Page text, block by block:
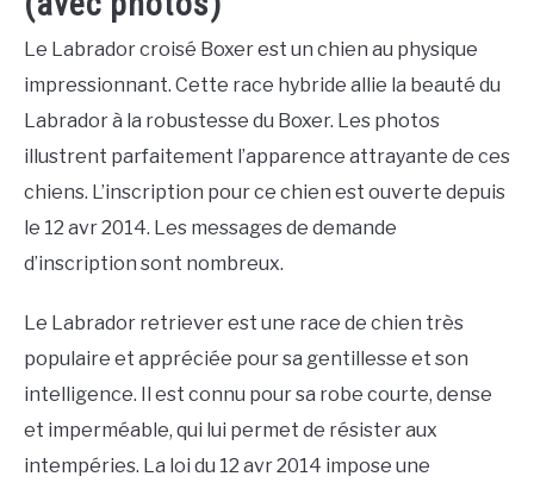
Le Labrador croisé Boxer est un chien au physique
impressionnant. Cette race hybride allie la beauté du
Labrador à la robustesse du Boxer. Les photos
illustrent parfaitement l’apparence attrayante de ces
chiens. L’inscription pour ce chien est ouverte depuis
le 12 avr 2014. Les messages de demande
d’inscription sont nombreux.
Le Labrador retriever est une race de chien très
populaire et appréciée pour sa gentillesse et son
intelligence. Il est connu pour sa robe courte, dense
et imperméable, qui lui permet de résister aux
intempéries. La loi du 12 avr 2014 impose une